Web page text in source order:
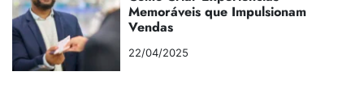
Memoráveis que Impulsionam
Vendas
22/04/2025